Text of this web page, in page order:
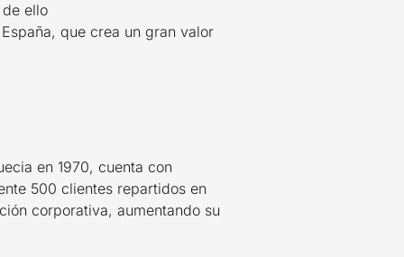
ello
que crea un gran valor
en 1970, cuenta con
500 clientes repartidos en
corporativa, aumentando su